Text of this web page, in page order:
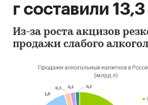
г составили
Из-за роста акцизов
продажи слабого